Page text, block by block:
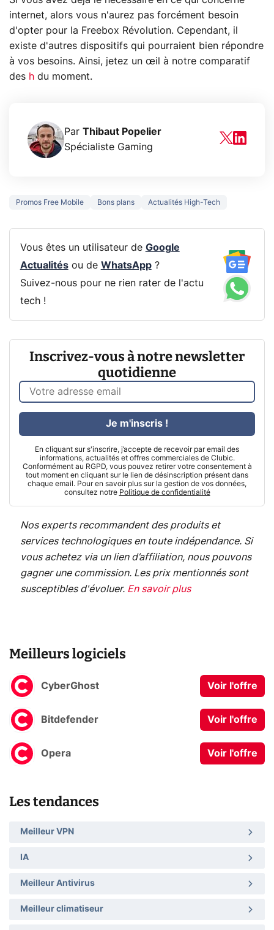
internet, alors vous n'aurez pas forcément besoin
d'opter pour la Freebox Révolution. Cependant, il
existe d'autres dispositifs qui pourraient bien répondre
à vos besoins. Ainsi, jetez un œil à notre comparatif
des h du moment.
Par Thibaut Popelier
Spécialiste Gaming
Promos Free Mobile Bons plans Actualités High-Tech
Vous êtes un utilisateur de Google
Actualitésou de WhatsApp?
Suivez-nous pour ne rien rater de l'actu
tech !
Inscrivez-vous à notre newsletter
quotidienne
En cliquant sur s'inscrire, j’accepte de recevoir par email des
informations, actualités et offres commerciales de Clubic.
Conformément au RGPD, vous pouvez retirer votre consentement à
tout moment en cliquant sur le lien de désinscription présent dans
chaque email. Pour en savoir plus sur la gestion de vos données,
consultez notre Politique de confidentialité
Je m'inscris !
Nos experts recommandent des produits et
services technologiques en toute indépendance. Si
vous achetez via un lien d’affiliation, nous pouvons
gagner une commission. Les prix mentionnés sont
susceptibles d'évoluer. En savoir plus
Meilleurs logiciels
CyberGhost Voir l'offre
Bitdefender Voir l'offre
Opera Voir l'offre
Les tendances
Meilleur VPN
IA
Meilleur Antivirus
Meilleur climatiseur